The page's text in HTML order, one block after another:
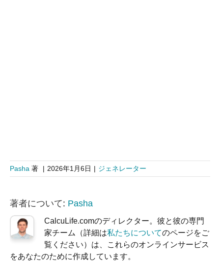
Pasha 著 | 2026年1月6日 | ジェネレーター
著者について: Pasha
CalcuLife.comのディレクター。彼と彼の専門
家チーム（詳細は私たちについてのページをご
覧ください）は、これらのオンラインサービス
をあなたのために作成しています。